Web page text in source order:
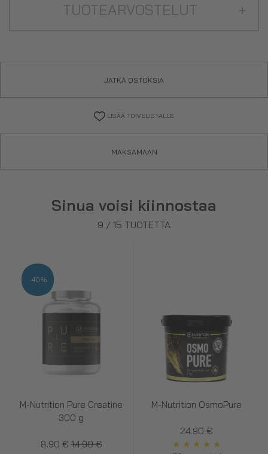
TUOTEARVOSTELUT +
JATKA OSTOKSIA
LISÄÄ TOIVELISTALLE
MAKSAMAAN
Sinua voisi kiinnostaa
9 / 15 TUOTETTA
M-Nutrition Pure Creatine
300 g
8.90 € 14.90 €
-40%
M-Nutrition OsmoPure
24.90 €
★ ★ ★ ★ ★